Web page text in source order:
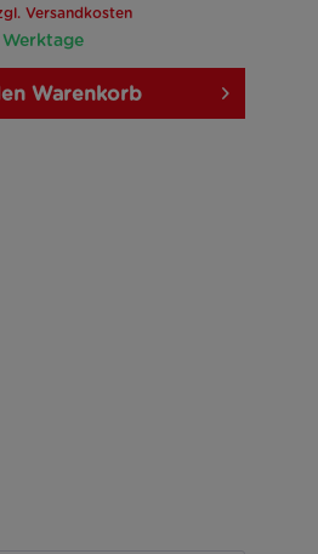
Versandkosten
Warenkorb